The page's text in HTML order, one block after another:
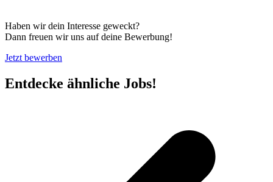
Haben wir dein Interesse geweckt?
Dann freuen wir uns auf deine Bewerbung!
Jetzt bewerben
Entdecke ähnliche Jobs!